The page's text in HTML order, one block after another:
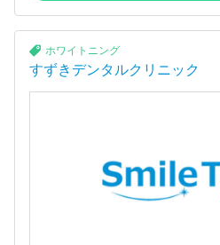
ホワイトニング
すずきデンタルクリニック